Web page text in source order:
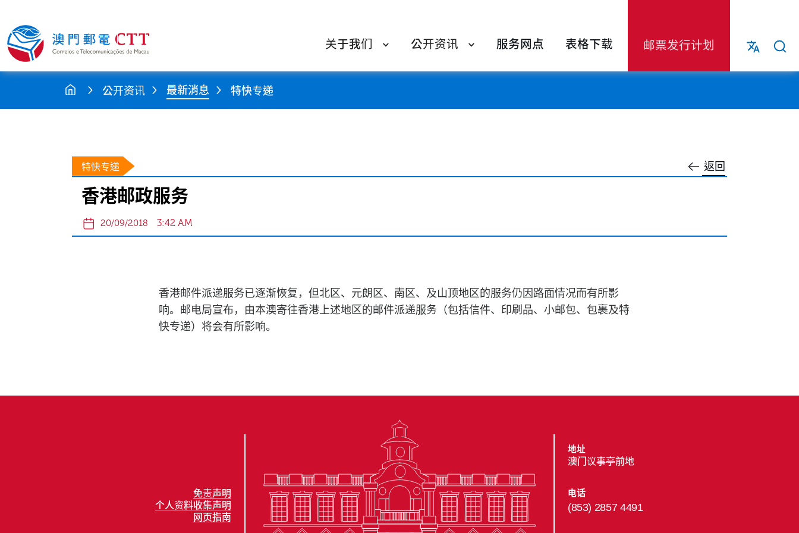
关于我们 公开资讯 服务网点 表格下载 邮票发行计划
公开资讯 最新消息 特快专递
返回
特快专递
香港邮政服务
20/09/2018 3:42 AM
香港邮件派递服务已逐渐恢复，但北区、元朗区、南区、及山顶地区的服务仍因路面情况而有所影
响。邮电局宣布，由本澳寄往香港上述地区的邮件派递服务（包括信件、印刷品、小邮包、包裹及特
快专递）将会有所影响。
免责声明
个人资料收集声明
网页指南
地址
澳门议事亭前地
电话
(853) 2857 4491